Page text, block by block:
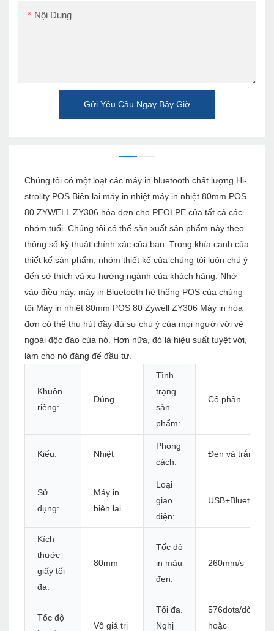
Nội Dung
Gửi Yêu Cầu Ngay Bây Giờ
Chúng tôi có một loạt các máy in bluetooth chất lượng Hi-
strolity POS Biên lai máy in nhiệt máy in nhiệt 80mm POS
80 ZYWELL ZY306 hóa đơn cho PEOLPE của tất cả các
nhóm tuổi. Chúng tôi có thể sản xuất sản phẩm này theo
thông số kỹ thuật chính xác của bạn. Trong khía cạnh của
thiết kế sản phẩm, nhóm thiết kế của chúng tôi luôn chú ý
đến sở thích và xu hướng ngành của khách hàng. Nhờ
vào điều này, máy in Bluetooth hệ thống POS của chúng
tôi Máy in nhiệt 80mm POS 80 Zywell ZY306 Máy in hóa
đơn có thể thu hút đầy đủ sự chú ý của mọi người với vẻ
ngoài độc đáo của nó. Hơn nữa, đó là hiệu suất tuyệt vời,
làm cho nó đáng để đầu tư.
Khuôn
riêng:
Đúng
Tình
trạng
sản
phẩm:
Cổ phần
Kiểu: Nhiệt
Phong
cách:
Đen và trắng
Sử
dụng:
Máy in
biên lai
Loại
giao
diện:
USB+Bluetooth
Kích
thước
giấy tối
đa:
80mm
Tốc độ
in màu
đen:
260mm/s
Tốc độ
Vô giá trị
Tối đa.
Nghị
576dots/dòng
hoặc